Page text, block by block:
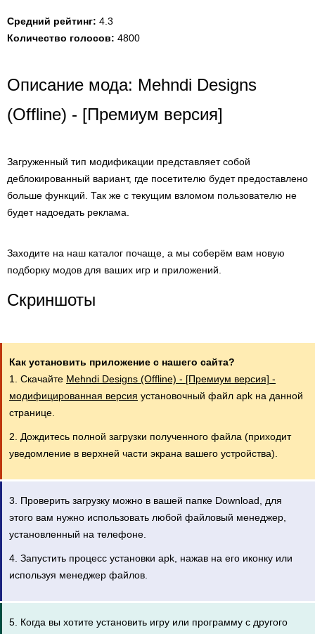
Средний рейтинг: 4.3
Количество голосов: 4800
Описание мода: Mehndi Designs
(Offline) - [Премиум версия]
Загруженный тип модификации представляет собой
деблокированный вариант, где посетителю будет предоставлено
больше функций. Так же с текущим взломом пользователю не
будет надоедать реклама.
Заходите на наш каталог почаще, а мы соберём вам новую
подборку модов для ваших игр и приложений.
Скриншоты
Как установить приложение с нашего сайта?
1. Скачайте Mehndi Designs (Offline) - [Премиум версия] -
модифицированная версия установочный файл apk на данной
странице.
2. Дождитесь полной загрузки полученного файла (приходит
уведомление в верхней части экрана вашего устройства).
3. Проверить загрузку можно в вашей папке Download, для
этого вам нужно использовать любой файловый менеджер,
установленный на телефоне.
4. Запустить процесс установки apk, нажав на его иконку или
используя менеджер файлов.
5. Когда вы хотите установить игру или программу с другого